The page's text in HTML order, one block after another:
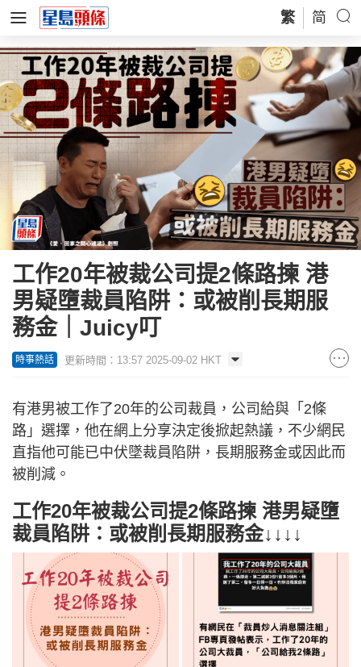
繁 简
工作20年被裁公司提2條路揀 港
男疑墮裁員陷阱：或被削長期服
務金｜Juicy叮
時事熱話 更新時間：13:57 2025-09-02 HKT
有港男被工作了20年的公司裁員，公司給與「2條
路」選擇，他在網上分享決定後掀起熱議，不少網民
直指他可能已中伏墜裁員陷阱，長期服務金或因此而
被削減。
工作20年被裁公司提2條路揀 港男疑墮
裁員陷阱：或被削長期服務金↓↓↓↓